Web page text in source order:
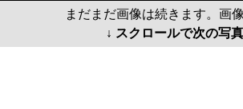
まだまだ画像は続きます。画像
↓ スクロールで次の写